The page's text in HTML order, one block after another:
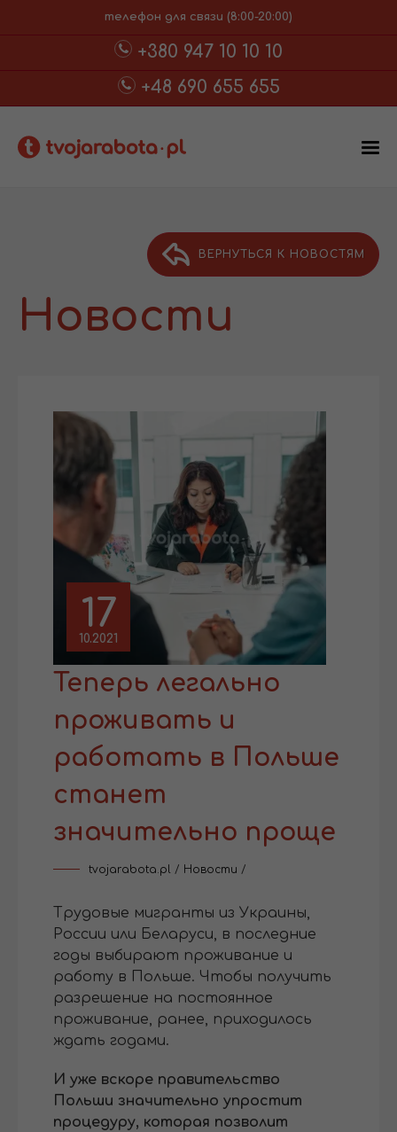
телефон для связи (8:00-20:00)
+380 947 10 10 10
+48 690 655 655
ВЕРНУТЬСЯ К НОВОСТЯМ
Новости
17
10.2021
Теперь легально
проживать и
работать в Польше
станет
значительно проще
tvojarabota.pl / Новости /
Трудовые мигранты из Украины,
России или Беларуси, в последние
годы выбирают проживание и
работу в Польше. Чтобы получить
разрешение на постоянное
проживание, ранее, приходилось
ждать годами.
И уже вскоре правительство
Польши значительно упростит
процедуру, которая позволит